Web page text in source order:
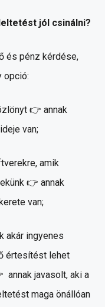
jól csinálni?
és pénz kérdése,
opció:
👉 annak
van;
amik
👉 annak
van;
akár ingyenes
értesítést lehet
annak javasolt, aki a
maga önállóan